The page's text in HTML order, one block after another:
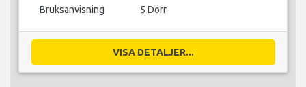
Bruksanvisning 5 Dörr
VISA DETALJER...